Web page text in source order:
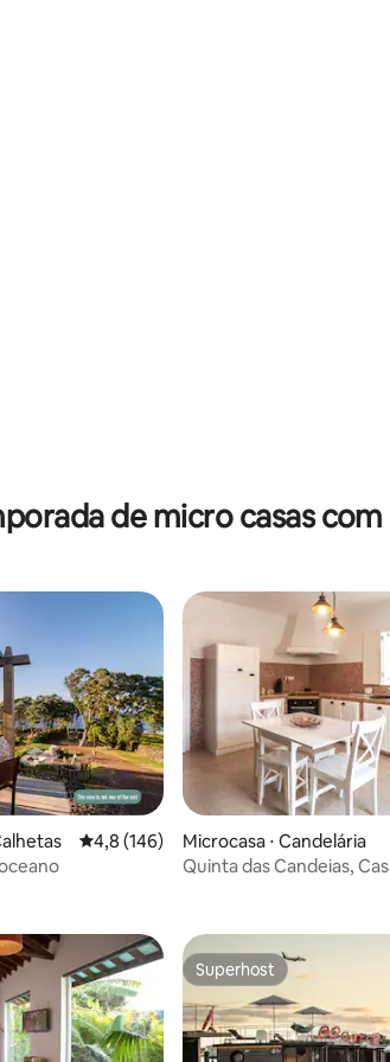
avaliações
de micro casas
avaliações
4,8 de uma avaliação média de 5, 146
4,8 (146)
Microcasa ⋅ Candelária
Quinta das Candeias,
Superhost
Superhost